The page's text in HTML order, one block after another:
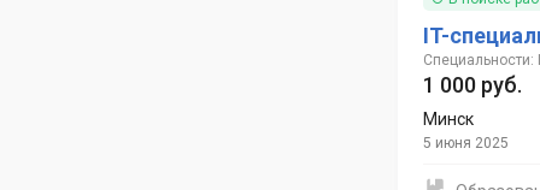
IT-
Специальности:
1 000 руб.
Минск
5 июня 2025